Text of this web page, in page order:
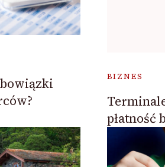
BIZNES
płatność